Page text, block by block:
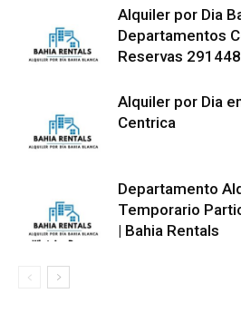
Alquiler por Dia
Departamentos
Reservas
Alquiler por Dia
Centrica
Departamento
Temporario
| Bahia Rentals